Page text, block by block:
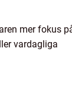
mer fokus
vardagliga